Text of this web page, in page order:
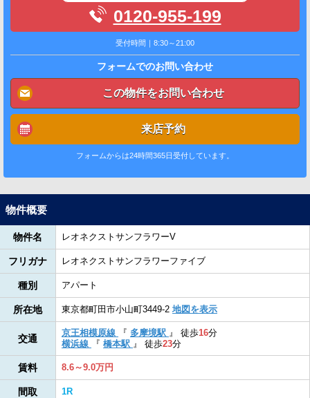
0120-955-199
受付時間｜8:30～21:00
フォームでのお問い合わせ
この物件をお問い合わせ
来店予約
フォームからは24時間365日受付しています。
物件概要
物件名 レオネクストサンフラワーV
フリガナ レオネクストサンフラワーファイブ
種別 アパート
所在地 東京都町田市小山町3449-2 地図を表示
交通
京王相模原線 『 多摩境駅 』 徒歩16分
横浜線
『 橋本駅 』 徒歩23分
賃料 8.6～9.0万円
間取 1R